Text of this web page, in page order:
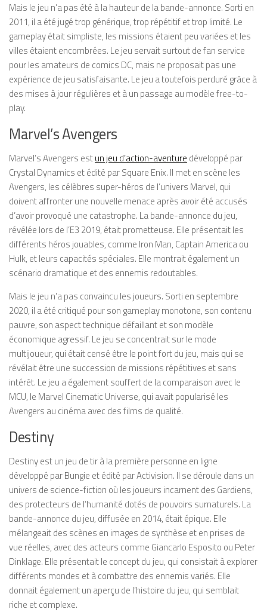
Mais le jeu n’a pas été à la hauteur de la bande-annonce. Sorti en
2011, il a été jugé trop générique, trop répétitif et trop limité. Le
gameplay était simpliste, les missions étaient peu variées et les
villes étaient encombrées. Le jeu servait surtout de fan service
pour les amateurs de comics DC, mais ne proposait pas une
expérience de jeu satisfaisante. Le jeu a toutefois perduré grâce à
des mises à jour régulières et à un passage au modèle free-to-
play.
Marvel’s Avengers
Marvel’s Avengers estun jeu d’action-aventure développé par
Crystal Dynamics et édité par Square Enix. Il met en scène les
Avengers, les célèbres super-héros de l’univers Marvel, qui
doivent affronter une nouvelle menace après avoir été accusés
d’avoir provoqué une catastrophe. La bande-annonce du jeu,
révélée lors de l’E3 2019, était prometteuse. Elle présentait les
différents héros jouables, comme Iron Man, Captain America ou
Hulk, et leurs capacités spéciales. Elle montrait également un
scénario dramatique et des ennemis redoutables.
Mais le jeu n’a pas convaincu les joueurs. Sorti en septembre
2020, il a été critiqué pour son gameplay monotone, son contenu
pauvre, son aspect technique défaillant et son modèle
économique agressif. Le jeu se concentrait sur le mode
multijoueur, qui était censé être le point fort du jeu, mais qui se
révélait être une succession de missions répétitives et sans
intérêt. Le jeu a également souffert de la comparaison avec le
MCU, le Marvel Cinematic Universe, qui avait popularisé les
Avengers au cinéma avec des films de qualité.
Destiny
Destiny est un jeu de tir à la première personne en ligne
développé par Bungie et édité par Activision. Il se déroule dans un
univers de science-fiction où les joueurs incarnent des Gardiens,
des protecteurs de l’humanité dotés de pouvoirs surnaturels. La
bande-annonce du jeu, diffusée en 2014, était épique. Elle
mélangeait des scènes en images de synthèse et en prises de
vue réelles, avec des acteurs comme Giancarlo Esposito ou Peter
Dinklage. Elle présentait le concept du jeu, qui consistait à explorer
différents mondes et à combattre des ennemis variés. Elle
donnait également un aperçu de l’histoire du jeu, qui semblait
riche et complexe.